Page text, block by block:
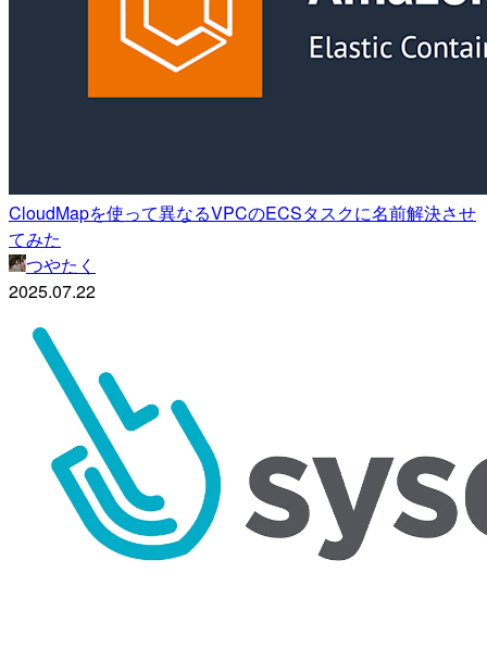
CloudMapを使って異なるVPCのECSタスクに名前解決させ
てみた
つやたく
2025.07.22